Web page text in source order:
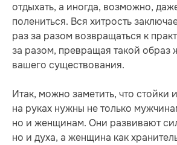
отдыхать, а иногда, возможно,
полениться. Вся хитрость
раз за разом возвращаться к
за разом, превращая такой образ
вашего существования.
Итак, можно заметить, что стойки
на руках нужны не только
но и женщинам. Они развивают
но и духа, а женщина как